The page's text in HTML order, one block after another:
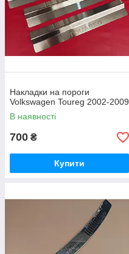
Накладки на пороги
Volkswagen Toureg 2002-2009
В наявності
700 ₴
Купити